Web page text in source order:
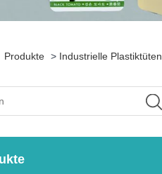
Produkte > Industrielle Plastiktüten